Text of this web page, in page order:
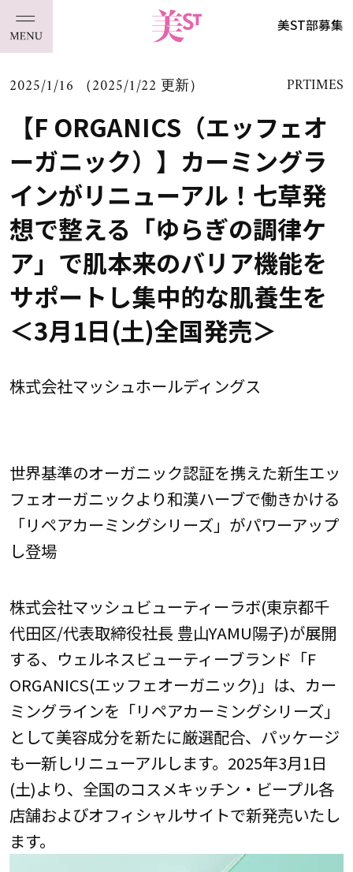
美ST部募集
2025/1/16 （2025/1/22 更新） PRTIMES
【F ORGANICS（エッフェオ
ーガニック）】カーミングラ
インがリニューアル！七草発
想で整える「ゆらぎの調律ケ
ア」で肌本来のバリア機能を
サポートし集中的な肌養生を
＜3月1日(土)全国発売＞
株式会社マッシュホールディングス
世界基準のオーガニック認証を携えた新生エッ
フェオーガニックより和漢ハーブで働きかける
「リペアカーミングシリーズ」がパワーアップ
し登場
株式会社マッシュビューティーラボ(東京都千
代田区/代表取締役社長 豊山YAMU陽子)が展開
する、ウェルネスビューティーブランド「F
ORGANICS(エッフェオーガニック)」は、カー
ミングラインを「リペアカーミングシリーズ」
として美容成分を新たに厳選配合、パッケージ
も一新しリニューアルします。2025年3月1日
(土)より、全国のコスメキッチン・ビープル各
店舗およびオフィシャルサイトで新発売いたし
ます。